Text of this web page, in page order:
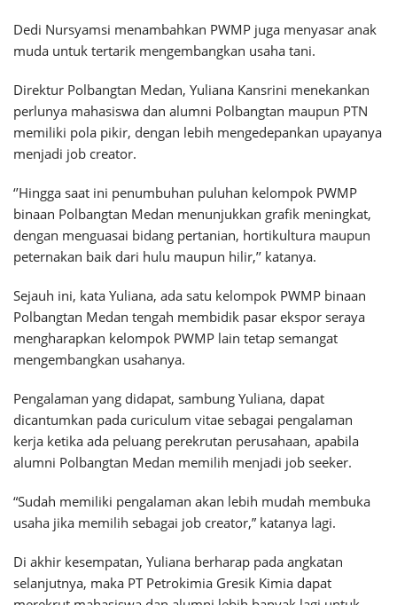
Dedi Nursyamsi menambahkan PWMP juga menyasar anak
muda untuk tertarik mengembangkan usaha tani.
Direktur Polbangtan Medan, Yuliana Kansrini menekankan
perlunya mahasiswa dan alumni Polbangtan maupun PTN
memiliki pola pikir, dengan lebih mengedepankan upayanya
menjadi job creator.
‘’Hingga saat ini penumbuhan puluhan kelompok PWMP
binaan Polbangtan Medan menunjukkan grafik meningkat,
dengan menguasai bidang pertanian, hortikultura maupun
peternakan baik dari hulu maupun hilir,’’ katanya.
Sejauh ini, kata Yuliana, ada satu kelompok PWMP binaan
Polbangtan Medan tengah membidik pasar ekspor seraya
mengharapkan kelompok PWMP lain tetap semangat
mengembangkan usahanya.
Pengalaman yang didapat, sambung Yuliana, dapat
dicantumkan pada curiculum vitae sebagai pengalaman
kerja ketika ada peluang perekrutan perusahaan, apabila
alumni Polbangtan Medan memilih menjadi job seeker.
“Sudah memiliki pengalaman akan lebih mudah membuka
usaha jika memilih sebagai job creator,” katanya lagi.
Di akhir kesempatan, Yuliana berharap pada angkatan
selanjutnya, maka PT Petrokimia Gresik Kimia dapat